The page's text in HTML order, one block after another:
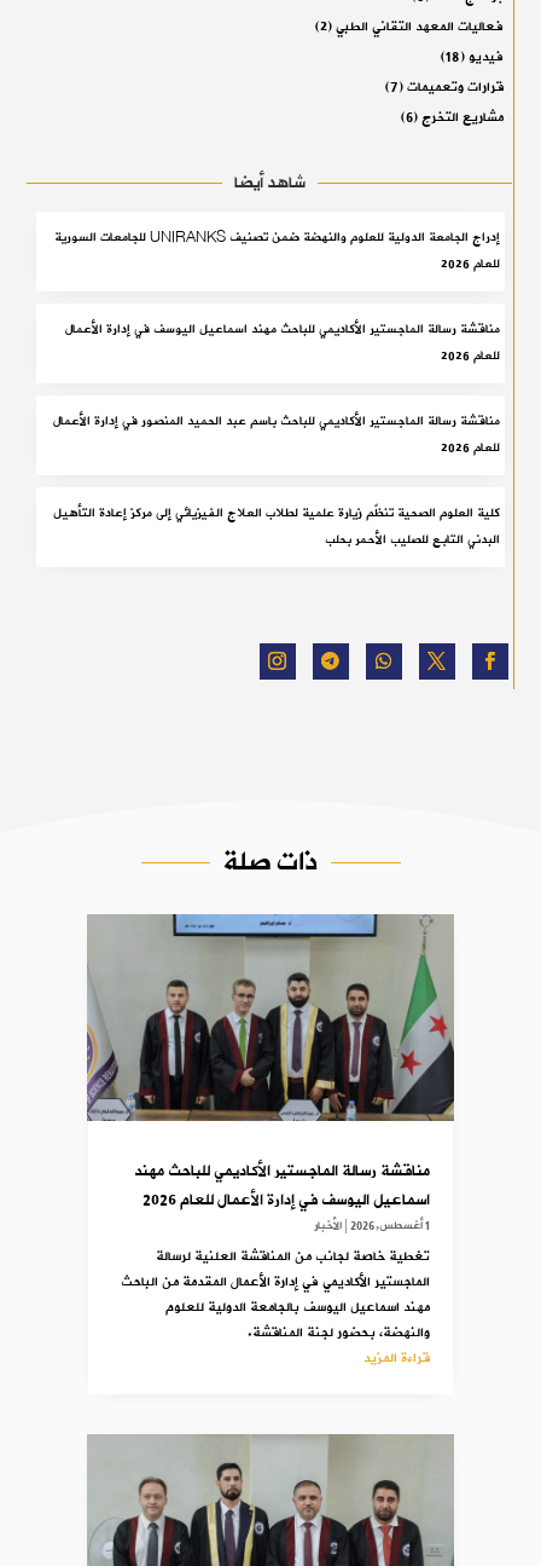
فعاليات المعهد التقاني الطبي(2)
فيديو(18)
قرارات وتعميمات(7)
مشاريع التخرج(6)
شاهد أيضا
إدراج الجامعة الدولية للعلوم والنهضة ضمن تصنيف UNIRANKS للجامعات السورية
للعام 2026
مناقشة رسالة الماجستير الأكاديمي للباحث مهند اسماعيل اليوسف في إدارة الأعمال
للعام 2026
مناقشة رسالة الماجستير الأكاديمي للباحث باسم عبد الحميد المنصور في إدارة الأعمال
للعام 2026
كلية العلوم الصحية تنظّم زيارة علمية لطلاب العلاج الفيزيائي إلى مركز إعادة التأهيل
البدني التابع للصليب الأحمر بحلب
ذات صلة
مناقشة رسالة الماجستير الأكاديمي للباحث مهند
اسماعيل اليوسف في إدارة الأعمال للعام 2026
1 أغسطس,2026 |الأخبار
تغطية خاصة لجانب من المناقشة العلنية لرسالة
الماجستير الأكاديمي في إدارة الأعمال المقدمة من الباحث
مهند اسماعيل اليوسف بالجامعة الدولية للعلوم
والنهضة، بحضور لجنة المناقشة.
قراءة المزيد